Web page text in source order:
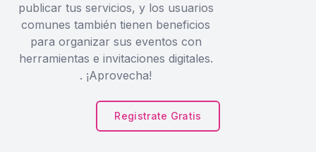
publicar tus servicios, y los usuarios
comunes también tienen beneficios
para organizar sus eventos con
herramientas e invitaciones digitales.
. ¡Aprovecha!
Registrate Gratis